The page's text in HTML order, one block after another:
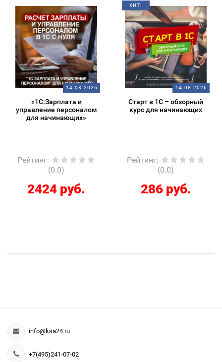
14.08.2026
«1С:Зарплата и
управление персоналом
для начинающих»
Рейтинг:
(0.0)
2424 руб.
ХИТ!
14.08.2026
Старт в 1С – обзорный
курс для начинающих
Рейтинг:
(0.0)
286 руб.
info@ksa24.ru
+7(495)241-07-02